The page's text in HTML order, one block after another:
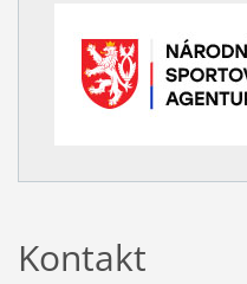
Kontakt